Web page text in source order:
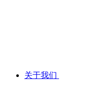
关于我们